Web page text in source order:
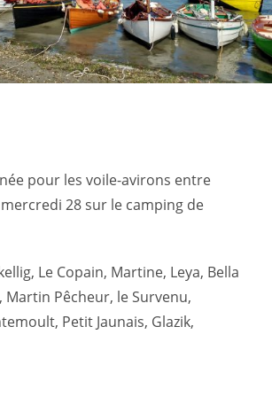
pour les voile-avirons entre
28 sur le camping de
Le Copain, Martine, Leya, Bella
Martin Pêcheur, le Survenu,
Petit Jaunais, Glazik,